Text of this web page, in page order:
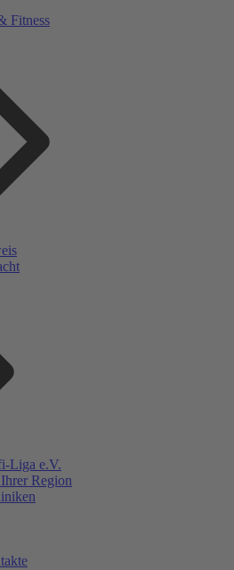
Fitness
Liga e.V.
Region